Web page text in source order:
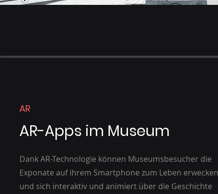
AR
AR-Apps im Museum
Dank AR-Technologie können Museumsbesucher die
Exponate auf ihrem Smartphone zum Leben erwecken
und sich interaktiv und animiert über die Geschichte